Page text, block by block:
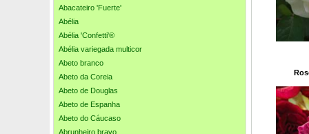
Abacateiro 'Fuerte'
Abélia
Abélia 'Confetti'®
Abélia variegada multicor
Abeto branco
Abeto da Coreia
Abeto de Douglas
Abeto de Espanha
Abeto do Cáucaso
Abrunheiro bravo